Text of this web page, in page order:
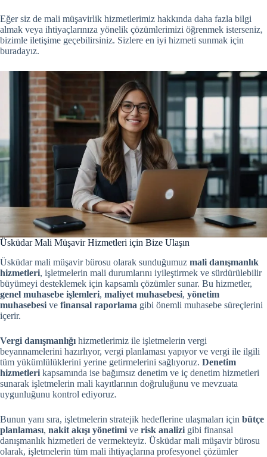
Eğer siz de mali müşavirlik hizmetlerimiz hakkında daha fazla bilgi
almak veya ihtiyaçlarınıza yönelik çözümlerimizi öğrenmek isterseniz,
bizimle iletişime geçebilirsiniz. Sizlere en iyi hizmeti sunmak için
buradayız.
Üsküdar Mali Müşavir Hizmetleri için Bize Ulaşın
Üsküdar mali müşavir bürosu olarak sunduğumuz mali danışmanlık
hizmetleri, işletmelerin mali durumlarını iyileştirmek ve sürdürülebilir
büyümeyi desteklemek için kapsamlı çözümler sunar. Bu hizmetler,
genel muhasebe işlemleri, maliyet muhasebesi, yönetim
muhasebesi ve finansal raporlama gibi önemli muhasebe süreçlerini
içerir.
Vergi danışmanlığı hizmetlerimiz ile işletmelerin vergi
beyannamelerini hazırlıyor, vergi planlaması yapıyor ve vergi ile ilgili
tüm yükümlülüklerini yerine getirmelerini sağlıyoruz. Denetim
hizmetleri kapsamında ise bağımsız denetim ve iç denetim hizmetleri
sunarak işletmelerin mali kayıtlarının doğruluğunu ve mevzuata
uygunluğunu kontrol ediyoruz.
Bunun yanı sıra, işletmelerin stratejik hedeflerine ulaşmaları için bütçe
planlaması, nakit akışı yönetimi ve risk analizi gibi finansal
danışmanlık hizmetleri de vermekteyiz. Üsküdar mali müşavir bürosu
olarak, işletmelerin tüm mali ihtiyaçlarına profesyonel çözümler